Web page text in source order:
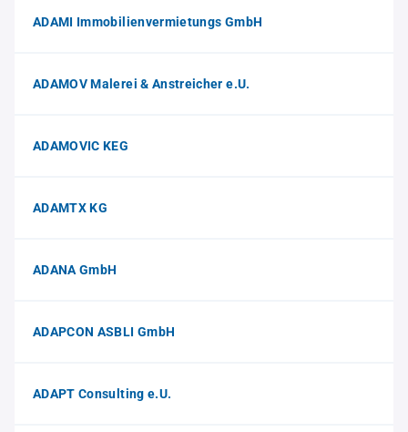
ADAMI Immobilienvermietungs GmbH
ADAMOV Malerei & Anstreicher e.U.
ADAMOVIC KEG
ADAMTX KG
ADANA GmbH
ADAPCON ASBLI GmbH
ADAPT Consulting e.U.